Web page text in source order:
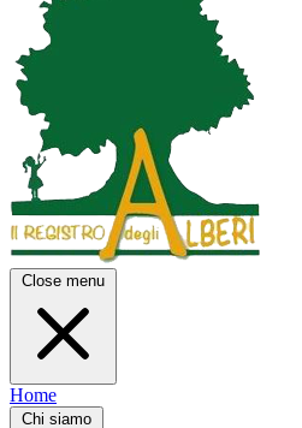
Close menu
Home
Chi siamo